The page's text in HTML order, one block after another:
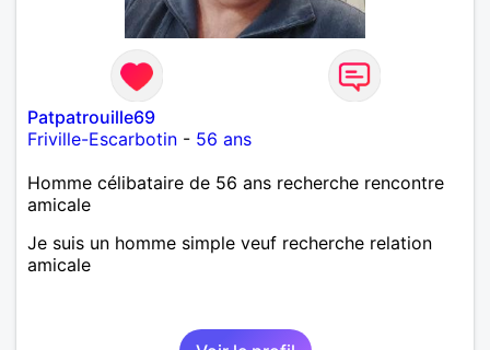
Patpatrouille69
Friville-Escarbotin - 56 ans
Homme célibataire de 56 ans recherche rencontre
amicale
Je suis un homme simple veuf recherche relation
amicale